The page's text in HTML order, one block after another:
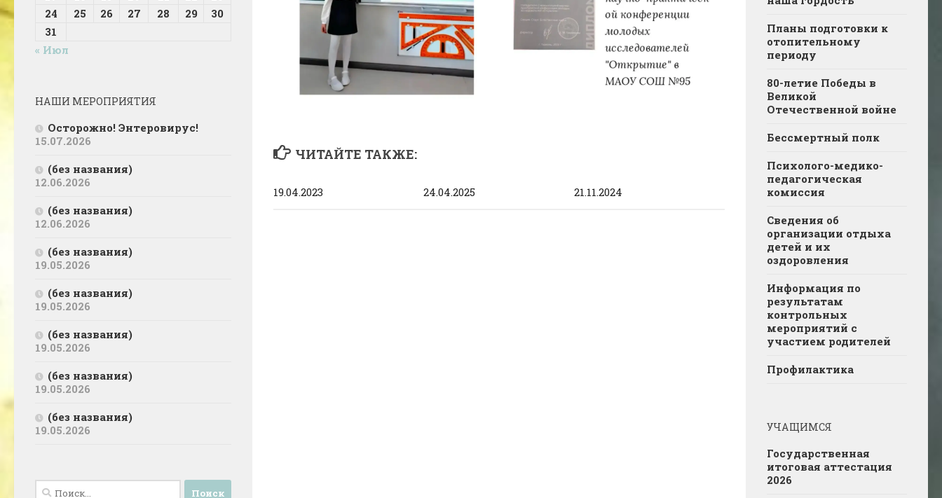
ЧИТАЙТЕ ТАКЖЕ:
19.04.2023 24.04.2025 21.11.2024
24
25 26 27 28 29
30
31
« Июл
НАШИ МЕРОПРИЯТИЯ
Осторожно! Энтеровирус!
15.07.2026
(без названия)
12.06.2026
(без названия)
12.06.2026
(без названия)
19.05.2026
(без названия)
19.05.2026
(без названия)
19.05.2026
(без названия)
19.05.2026
(без названия)
19.05.2026
Найти:
Планы подготовки к
отопительному
периоду
80-летие Победы в
Великой
Отечественной войне
Бессмертный полк
Психолого-медико-
педагогическая
комиссия
Сведения об
организации отдыха
детей и их
оздоровления
Информация по
результатам
контрольных
мероприятий с
участием родителей
Профилактика
УЧАЩИМСЯ
Государственная
итоговая аттестация
2026